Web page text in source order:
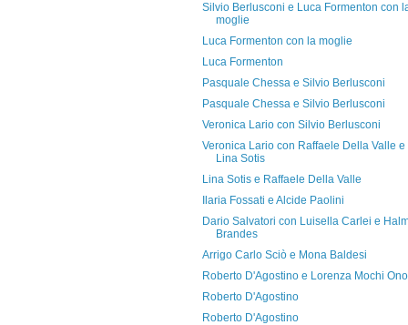
Silvio Berlusconi e Luca Formenton con
moglie
Luca Formenton con la moglie
Luca Formenton
Pasquale Chessa e Silvio Berlusconi
Pasquale Chessa e Silvio Berlusconi
Veronica Lario con Silvio Berlusconi
Veronica Lario con Raffaele Della Valle e
Lina Sotis
Lina Sotis e Raffaele Della Valle
Ilaria Fossati e Alcide Paolini
Dario Salvatori con Luisella Carlei e
Brandes
Arrigo Carlo Sciò e Mona Baldesi
Roberto D'Agostino e Lorenza Mochi
Roberto D'Agostino
Roberto D'Agostino